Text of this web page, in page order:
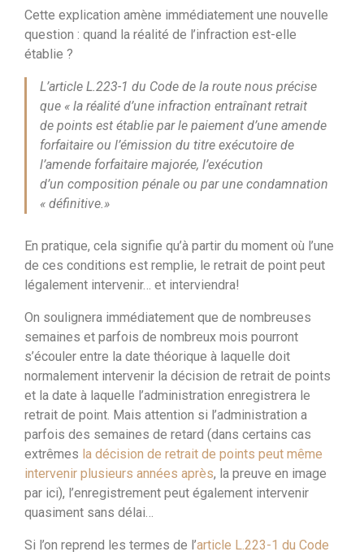
Cette explication amène immédiatement une nouvelle
question : quand la réalité de l’infraction est-elle
établie ?
L’article L.223-1 du Code de la route nous précise
que « la réalité d’une infraction entraînant retrait
de points est établie par le paiement d’une amende
forfaitaire ou l’émission du titre exécutoire de
l’amende forfaitaire majorée, l’exécution
d’un composition pénale ou par une condamnation
« définitive.»
En pratique, cela signifie qu’à partir du moment où l’une
de ces conditions est remplie, le retrait de point peut
légalement intervenir… et interviendra!
On soulignera immédiatement que de nombreuses
semaines et parfois de nombreux mois pourront
s’écouler entre la date théorique à laquelle doit
normalement intervenir la décision de retrait de points
et la date à laquelle l’administration enregistrera le
retrait de point. Mais attention si l’administration a
parfois des semaines de retard (dans certains cas
extrêmes la décision de retrait de points peut même
intervenir plusieurs années après, la preuve en image
par ici), l’enregistrement peut également intervenir
quasiment sans délai…
Si l’on reprend les termes de l’article L.223-1 du Code